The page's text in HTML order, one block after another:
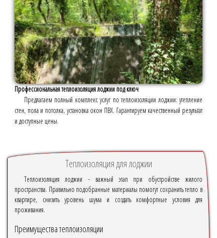
Профессиональная теплоизоляция лоджии под ключ
Предлагаем полный комплекс услуг по теплоизоляции лоджии: утепление
стен, пола и потолка, установка окон ПВХ. Гарантируем качественный результат
и доступные цены.
Теплоизоляция для лоджии
Теплоизоляция лоджии - важный этап при обустройстве жилого
пространства. Правильно подобранные материалы помогут сохранить тепло в
квартире, снизить уровень шума и создать комфортные условия для
проживания.
Преимущества теплоизоляции